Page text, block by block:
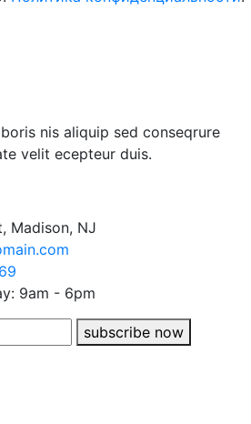
nis aliquip sed conseqrure
velit ecepteur duis.
Madison, NJ
9am - 6pm
subscribe now